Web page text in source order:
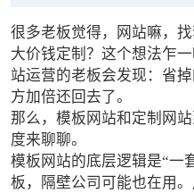
很多老板觉得，网站嘛，
大价钱定制？这个想法乍
站运营的老板会发现：省
方加倍还回去了。
那么，模板网站和定制网
度来聊聊。
模板网站的底层逻辑是“一
板，隔壁公司可能也在用